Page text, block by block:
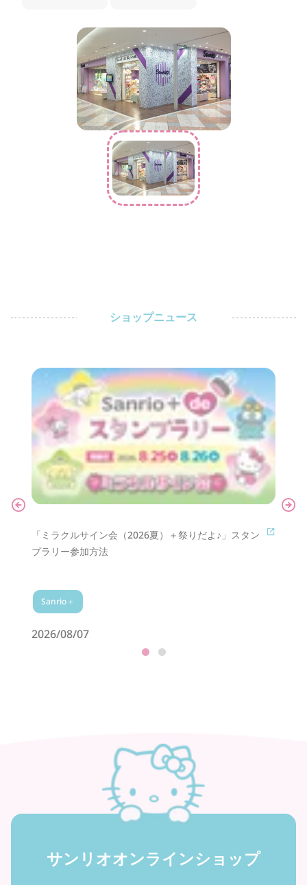
ショップニュース
「ミラクルサイン会（2026夏）＋祭りだよ♪」スタン
プラリー参加方法
Sanrio＋
2026/08/07
サンリオオンラインショップ